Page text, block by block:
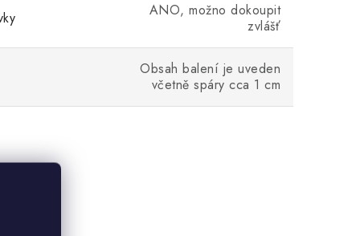
ANO, možno dokoupit
zvlášť
Obsah balení je uveden
včetně spáry cca 1 cm